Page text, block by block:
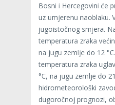
Bosni i Hercegovini će
uz umjerenu naoblaku.
jugoistočnog smjera.
temperatura zraka
na jugu zemlje do 12
temperatura zraka
°C, na jugu zemlje do
hidrometeorološki
dugoročnoj prognozi,